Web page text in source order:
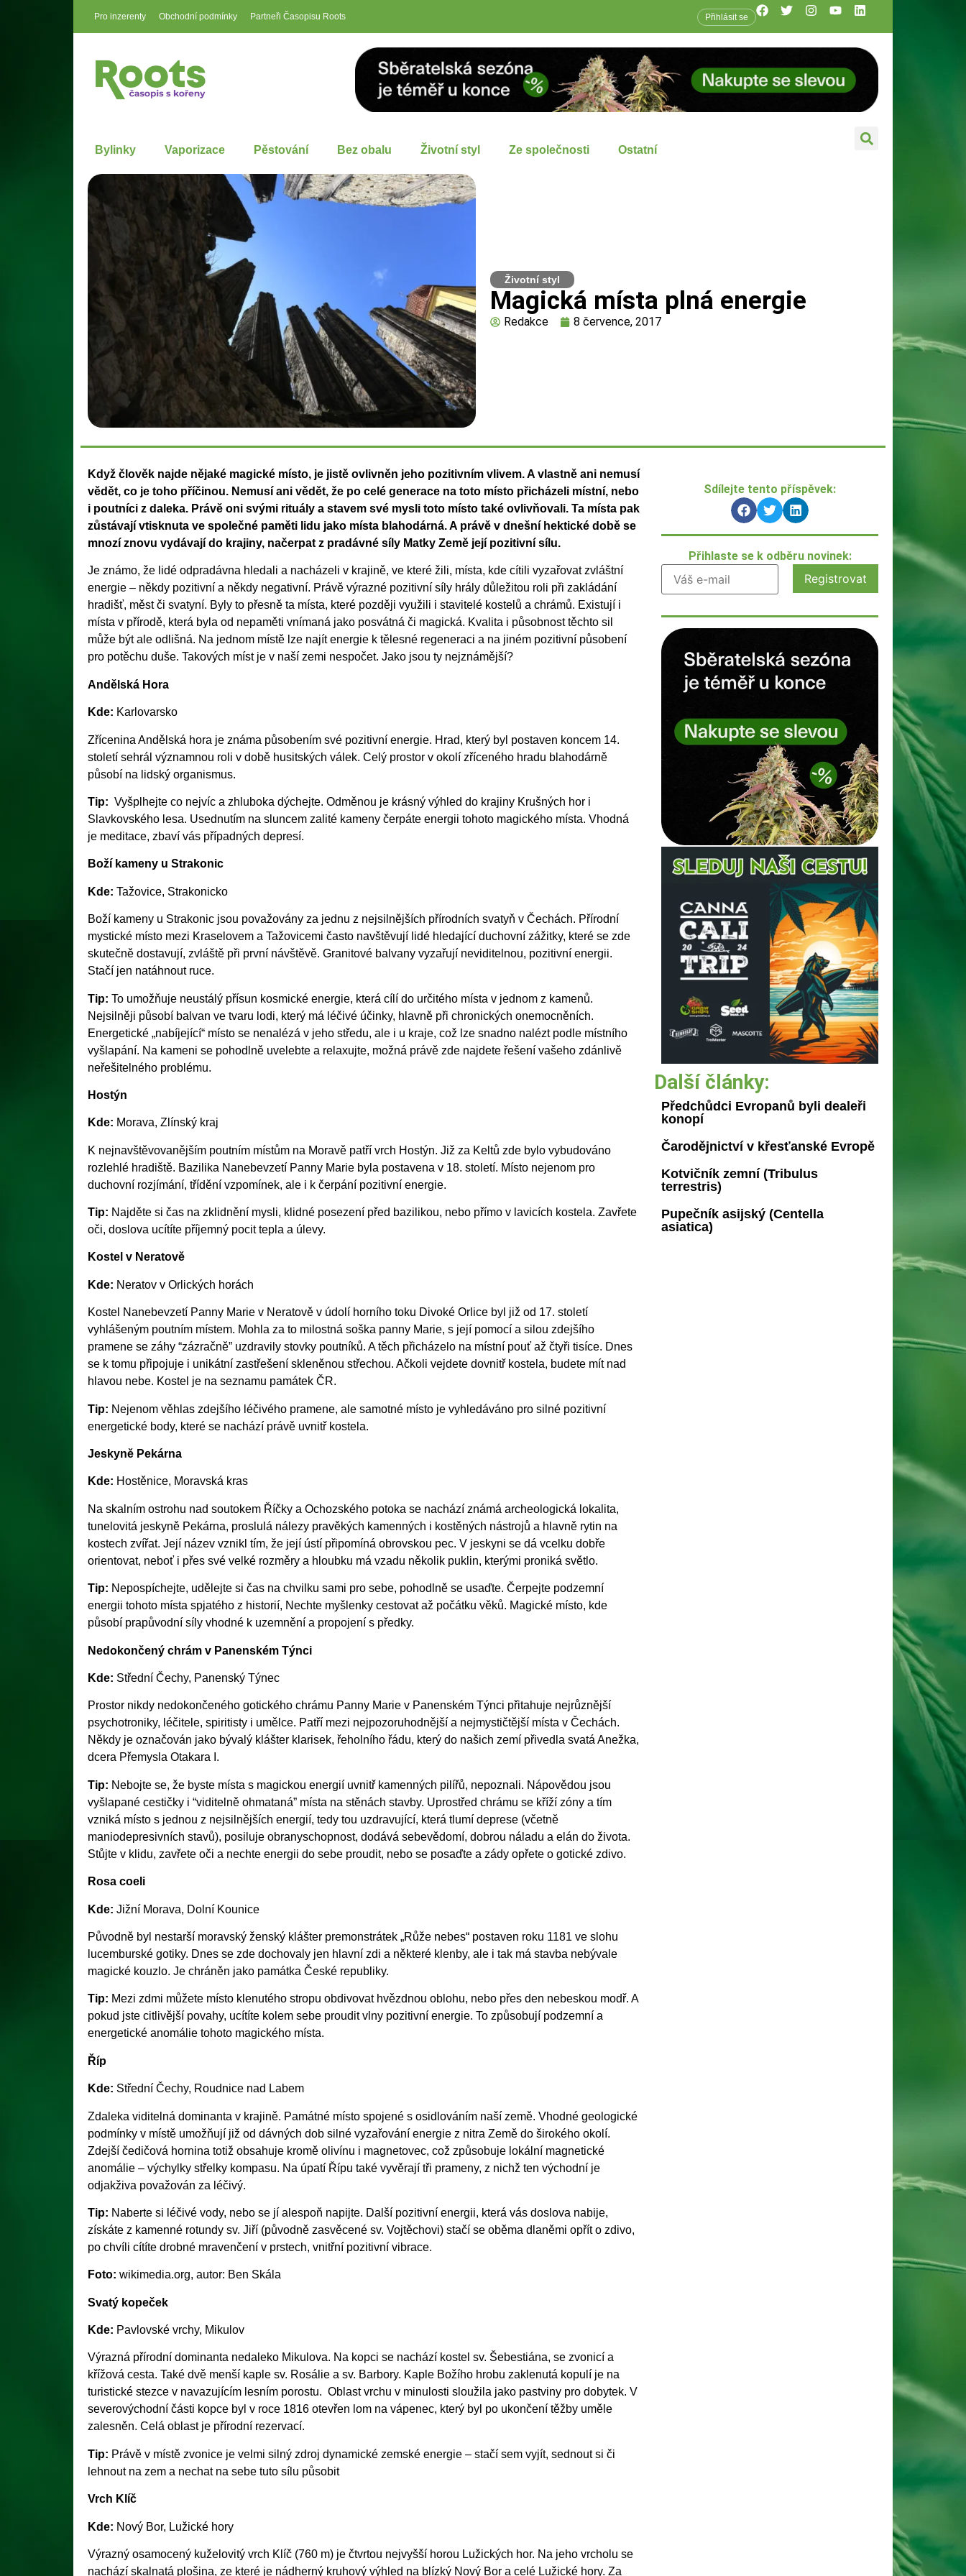
Pro inzerenty Obchodní podmínky Partneři Časopisu Roots Přihlásit se
Bylinky Vaporizace Pěstování Bez obalu Životní styl Ze společnosti Ostatní
Životní styl
Magická místa plná energie
Redakce 8 července, 2017
Když člověk najde nějaké magické místo, je jistě ovlivněn jeho pozitivním vlivem. A vlastně ani nemusí
vědět, co je toho příčinou. Nemusí ani vědět, že po celé generace na toto místo přicházeli místní, nebo
i poutníci z daleka. Právě oni svými rituály a stavem své mysli toto místo také ovlivňovali. Ta místa pak
zůstávají vtisknuta ve společné paměti lidu jako místa blahodárná. A právě v dnešní hektické době se
mnozí znovu vydávají do krajiny, načerpat z pradávné síly Matky Země její pozitivní sílu.
Je známo, že lidé odpradávna hledali a nacházeli v krajině, ve které žili, místa, kde cítili vyzařovat zvláštní
energie – někdy pozitivní a někdy negativní. Právě výrazné pozitivní síly hrály důležitou roli při zakládání
hradišť, měst či svatyní. Byly to přesně ta místa, které později využili i stavitelé kostelů a chrámů. Existují i
místa v přírodě, která byla od nepaměti vnímaná jako posvátná či magická. Kvalita i působnost těchto sil
může být ale odlišná. Na jednom místě lze najít energie k tělesné regeneraci a na jiném pozitivní působení
pro potěchu duše. Takových míst je v naší zemi nespočet. Jako jsou ty nejznámější?
Andělská Hora
Kde: Karlovarsko
Zřícenina Andělská hora je známa působením své pozitivní energie. Hrad, který byl postaven koncem 14.
století sehrál významnou roli v době husitských válek. Celý prostor v okolí zříceného hradu blahodárně
působí na lidský organismus.
Tip: Vyšplhejte co nejvíc a zhluboka dýchejte. Odměnou je krásný výhled do krajiny Krušných hor i
Slavkovského lesa. Usednutím na sluncem zalité kameny čerpáte energii tohoto magického místa. Vhodná
je meditace, zbaví vás případných depresí.
Boží kameny u Strakonic
Kde: Tažovice, Strakonicko
Boží kameny u Strakonic jsou považovány za jednu z nejsilnějších přírodních svatyň v Čechách. Přírodní
mystické místo mezi Kraselovem a Tažovicemi často navštěvují lidé hledající duchovní zážitky, které se zde
skutečně dostavují, zvláště při první návštěvě. Granitové balvany vyzařují neviditelnou, pozitivní energii.
Stačí jen natáhnout ruce.
Tip: To umožňuje neustálý přísun kosmické energie, která cílí do určitého místa v jednom z kamenů.
Nejsilněji působí balvan ve tvaru lodi, který má léčivé účinky, hlavně při chronických onemocněních.
Energetické „nabíjející“ místo se nenalézá v jeho středu, ale i u kraje, což lze snadno nalézt podle místního
vyšlapání. Na kameni se pohodlně uvelebte a relaxujte, možná právě zde najdete řešení vašeho zdánlivě
neřešitelného problému.
Hostýn
Kde: Morava, Zlínský kraj
K nejnavštěvovanějším poutním místům na Moravě patří vrch Hostýn. Již za Keltů zde bylo vybudováno
rozlehlé hradiště. Bazilika Nanebevzetí Panny Marie byla postavena v 18. století. Místo nejenom pro
duchovní rozjímání, třídění vzpomínek, ale i k čerpání pozitivní energie.
Tip: Najděte si čas na zklidnění mysli, klidné posezení před bazilikou, nebo přímo v lavicích kostela. Zavřete
oči, doslova ucítíte příjemný pocit tepla a úlevy.
Kostel v Neratově
Kde: Neratov v Orlických horách
Kostel Nanebevzetí Panny Marie v Neratově v údolí horního toku Divoké Orlice byl již od 17. století
vyhlášeným poutním místem. Mohla za to milostná soška panny Marie, s její pomocí a silou zdejšího
pramene se záhy “zázračně” uzdravily stovky poutníků. A těch přicházelo na místní pouť až čtyři tisíce. Dnes
se k tomu připojuje i unikátní zastřešení skleněnou střechou. Ačkoli vejdete dovnitř kostela, budete mít nad
hlavou nebe. Kostel je na seznamu památek ČR.
Tip: Nejenom věhlas zdejšího léčivého pramene, ale samotné místo je vyhledáváno pro silné pozitivní
energetické body, které se nachází právě uvnitř kostela.
Jeskyně Pekárna
Kde: Hostěnice, Moravská kras
Na skalním ostrohu nad soutokem Říčky a Ochozského potoka se nachází známá archeologická lokalita,
tunelovitá jeskyně Pekárna, proslulá nálezy pravěkých kamenných i kostěných nástrojů a hlavně rytin na
kostech zvířat. Její název vznikl tím, že její ústí připomíná obrovskou pec. V jeskyni se dá vcelku dobře
orientovat, neboť i přes své velké rozměry a hloubku má vzadu několik puklin, kterými proniká světlo.
Tip: Nepospíchejte, udělejte si čas na chvilku sami pro sebe, pohodlně se usaďte. Čerpejte podzemní
energii tohoto místa spjatého z historií, Nechte myšlenky cestovat až počátku věků. Magické místo, kde
působí prapůvodní síly vhodné k uzemnění a propojení s předky.
Nedokončený chrám v Panenském Týnci
Kde: Střední Čechy, Panenský Týnec
Prostor nikdy nedokončeného gotického chrámu Panny Marie v Panenském Týnci přitahuje nejrůznější
psychotroniky, léčitele, spiritisty i umělce. Patří mezi nejpozoruhodnější a nejmystičtější místa v Čechách.
Někdy je označován jako bývalý klášter klarisek, řeholního řádu, který do našich zemí přivedla svatá Anežka,
dcera Přemysla Otakara I.
Tip: Nebojte se, že byste místa s magickou energií uvnitř kamenných pilířů, nepoznali. Nápovědou jsou
vyšlapané cestičky i “viditelně ohmataná” místa na stěnách stavby. Uprostřed chrámu se kříží zóny a tím
vzniká místo s jednou z nejsilnějších energií, tedy tou uzdravující, která tlumí deprese (včetně
maniodepresivních stavů), posiluje obranyschopnost, dodává sebevědomí, dobrou náladu a elán do života.
Stůjte v klidu, zavřete oči a nechte energii do sebe proudit, nebo se posaďte a zády opřete o gotické zdivo.
Rosa coeli
Kde: Jižní Morava, Dolní Kounice
Původně byl nestarší moravský ženský klášter premonstrátek „Růže nebes“ postaven roku 1181 ve slohu
lucemburské gotiky. Dnes se zde dochovaly jen hlavní zdi a některé klenby, ale i tak má stavba nebývale
magické kouzlo. Je chráněn jako památka České republiky.
Tip: Mezi zdmi můžete místo klenutého stropu obdivovat hvězdnou oblohu, nebo přes den nebeskou modř. A
pokud jste citlivější povahy, ucítíte kolem sebe proudit vlny pozitivní energie. To způsobují podzemní a
energetické anomálie tohoto magického místa.
Říp
Kde: Střední Čechy, Roudnice nad Labem
Zdaleka viditelná dominanta v krajině. Památné místo spojené s osidlováním naší země. Vhodné geologické
podmínky v místě umožňují již od dávných dob silné vyzařování energie z nitra Země do širokého okolí.
Zdejší čedičová hornina totiž obsahuje kromě olivínu i magnetovec, což způsobuje lokální magnetické
anomálie – výchylky střelky kompasu. Na úpatí Řípu také vyvěrají tři prameny, z nichž ten východní je
odjakživa považován za léčivý.
Tip: Naberte si léčivé vody, nebo se jí alespoň napijte. Další pozitivní energii, která vás doslova nabije,
získáte z kamenné rotundy sv. Jiří (původně zasvěcené sv. Vojtěchovi) stačí se oběma dlaněmi opřít o zdivo,
po chvíli cítíte drobné mravenčení v prstech, vnitřní pozitivní vibrace.
Foto: wikimedia.org, autor: Ben Skála
Svatý kopeček
Kde: Pavlovské vrchy, Mikulov
Výrazná přírodní dominanta nedaleko Mikulova. Na kopci se nachází kostel sv. Šebestiána, se zvonicí a
křížová cesta. Také dvě menší kaple sv. Rosálie a sv. Barbory. Kaple Božího hrobu zaklenutá kopulí je na
turistické stezce v navazujícím lesním porostu. Oblast vrchu v minulosti sloužila jako pastviny pro dobytek. V
severovýchodní části kopce byl v roce 1816 otevřen lom na vápenec, který byl po ukončení těžby uměle
zalesněn. Celá oblast je přírodní rezervací.
Tip: Právě v místě zvonice je velmi silný zdroj dynamické zemské energie – stačí sem vyjít, sednout si či
lehnout na zem a nechat na sebe tuto sílu působit
Vrch Klíč
Kde: Nový Bor, Lužické hory
Výrazný osamocený kuželovitý vrch Klíč (760 m) je čtvrtou nejvyšší horou Lužických hor. Na jeho vrcholu se
nachází skalnatá plošina, ze které je nádherný kruhový výhled na blízký Nový Bor a celé Lužické hory. Za
Sdílejte tento příspěvek:
Přihlaste se k odběru novinek:
Další články:
Předchůdci Evropanů byli dealeři
konopí
Čarodějnictví v křesťanské Evropě
Kotvičník zemní (Tribulus
terrestris)
Pupečník asijský (Centella
asiatica)